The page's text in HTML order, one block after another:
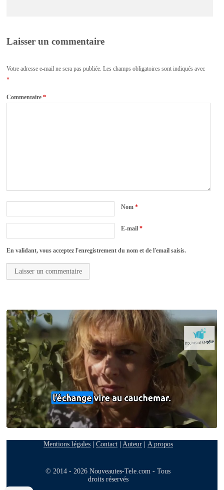
Laisser un commentaire
Votre adresse e-mail ne sera pas publiée. Les champs obligatoires sont indiqués avec
*
Commentaire*
Nom*
E-mail*
En validant, vous acceptez l'enregistrement du nom et de l'email saisis.
Mentions légales| Contact| Auteur| A propos
© 2014 - 2026 Nouveautes-Tele.com - Tous
droits réservés